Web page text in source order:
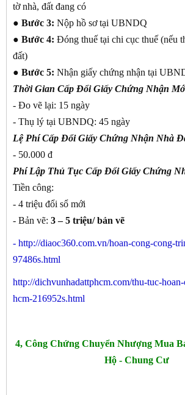
tờ nhà, đất đang có
● Bước 3: Nộp hồ sơ tại UBNDQ
● Bước 4: Đóng thuế tại chi cục thuế (nếu
đất)
● Bước 5: Nhận giấy chứng nhận tại
Thời Gian Cấp Đổi Giấy Chứng Nhận
- Đo vẽ lại: 15 ngày
- Thụ lý tại UBNDQ: 45 ngày
Lệ Phí Cấp Đổi Giấy Chứng Nhận Nhà
- 50.000 đ
Phí Lập Thủ Tục Cấp Đổi Giấy Chứng
Tiền công:
- 4 triệu đổi sổ mới
- Bản vẽ: 3 – 5 triệu/ bản vẽ
- http://diaoc360.com.vn/hoan-cong-cong-
97486s.html
http://dichvunhadattphcm.com/thu-tuc-
hcm-216952s.html
4, Công Chứng Chuyển Nhượng Mua
Hộ - Chung Cư